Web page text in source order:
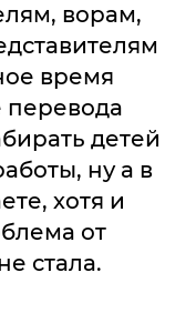
ворам,
время
детей
ну а в
хотя и
от
стала.